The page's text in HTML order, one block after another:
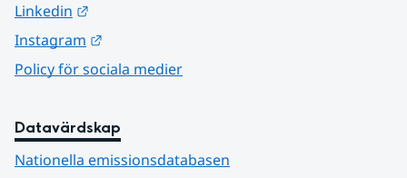
Linkedin
Instagram
Policy för sociala medier
Datavärdskap
Nationella emissionsdatabasen